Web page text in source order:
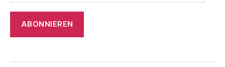
Adresse
ABONNIEREN